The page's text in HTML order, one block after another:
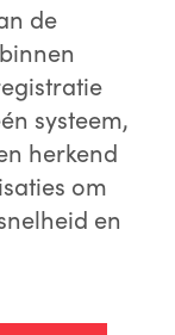
de
systeem,
herkend
om
en